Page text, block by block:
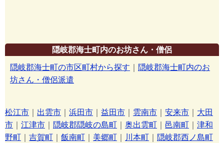
隠岐郡海士町内のお坊さん・僧侶
隠岐郡海士町の市区町村から探す
隠岐郡海士町内のお
坊さん・僧侶派遣
松江市 出雲市 浜田市 益田市 雲南市 安来市
大田
市
江津市 隠岐郡隠岐の島町 奥出雲町 邑南町
津和
野町
吉賀町 飯南町 美郷町 川本町
隠岐郡西ノ島町